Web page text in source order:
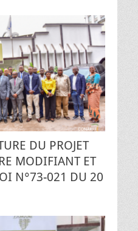
DU PROJET
MODIFIANT ET
N°73-021 DU 20